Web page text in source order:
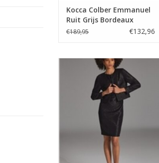
Kocca Colber Emmanuel
Ruit Grijs Bordeaux
€189,95 €132,96
Swing Zwarte Bolero Boucle
Optiek Glanzende uitstraling
TOEVOEGEN AAN WINKELWAGEN